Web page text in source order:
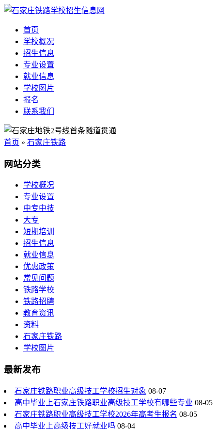
首页
学校概况
招生信息
专业设置
就业信息
学校图片
报名
联系我们
首页 » 石家庄铁路
网站分类
学校概况
专业设置
中专中技
大专
短期培训
招生信息
就业信息
优惠政策
常见问题
铁路学校
铁路招聘
教育资讯
资料
石家庄铁路
学校图片
最新发布
石家庄铁路职业高级技工学校招生对象 08-07
高中毕业上石家庄铁路职业高级技工学校有哪些专业 08-05
石家庄铁路职业高级技工学校2026年高考生报名 08-05
高中毕业上高级技工好就业吗 08-04